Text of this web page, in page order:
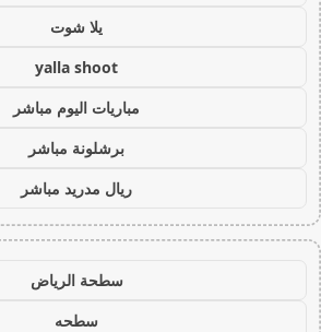
يلا شوت
yalla shoot
مباريات اليوم مباشر
برشلونة مباشر
ريال مدريد مباشر
سطحة الرياض
سطحه